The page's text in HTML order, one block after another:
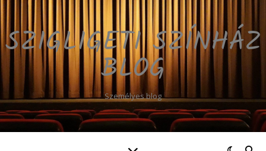
SZIGLIGETI SZÍNHÁZ
BLOG
Személyes blog